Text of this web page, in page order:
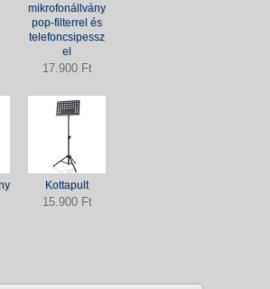
mikrofonállvány
pop-filterrel és
telefoncsipessz
el
17.900 Ft
Kottapult
15.900 Ft